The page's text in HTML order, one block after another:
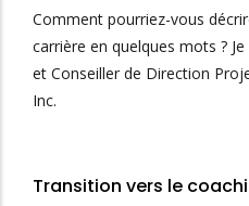
Comment pourriez-vous
carrière en quelques mots ?
et Conseiller de Direction
Inc.
Transition vers le